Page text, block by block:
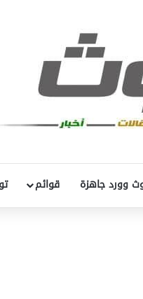
وورد جاهزة قوائم